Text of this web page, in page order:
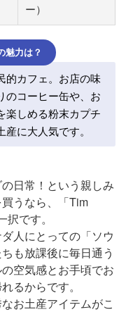
ー）
魅力は？
的カフェ。お店の味
のコーヒー缶や、お
楽しめる粉末カプチ
に大人気です。
日常！という親しみ
うなら、「Tim
です。
人にとっての「ソウ
も放課後に毎日通う
空気感とお手頃でお
るからです。
お土産アイテムがこ